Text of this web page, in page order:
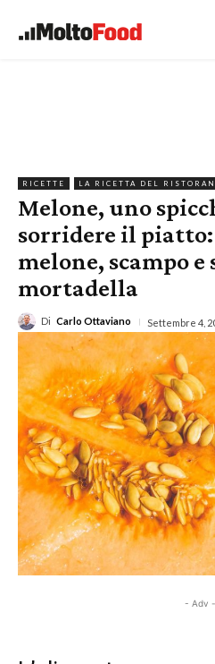
RICETTE LA RICETTA DEL
Melone, uno
sorridere il
melone, scampo
mortadella
Di Carlo Ottaviano Settembre 4,
- Adv -